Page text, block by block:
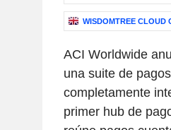
WISDOMTREE CLOUD
ACI Worldwide
una suite de
completamente
primer hub de